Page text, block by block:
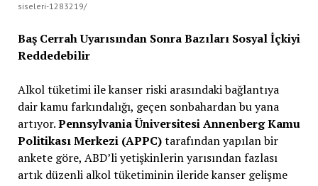
siseleri-1283219/
Baş Cerrah Uyarısından Sonra Bazıları Sosyal İçkiyi
Reddedebilir
Alkol tüketimi ile kanser riski arasındaki bağlantıya
dair kamu farkındalığı, geçen sonbahardan bu yana
artıyor.Pennsylvania Üniversitesi Annenberg Kamu
Politikası Merkezi (APPC)tarafından yapılan bir
ankete göre, ABD’li yetişkinlerin yarısından fazlası
artık düzenli alkol tüketiminin ileride kanser gelişme